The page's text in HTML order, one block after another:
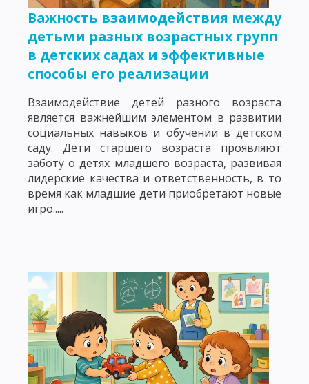
Важность взаимодействия между
детьми разных возрастных групп
в детских садах и эффективные
способы его реализации
Взаимодействие детей разного возраста
является важнейшим элементом в развитии
социальных навыков и обучении в детском
саду. Дети старшего возраста проявляют
заботу о детях младшего возраста, развивая
лидерские качества и ответственность, в то
время как младшие дети приобретают новые
игро.....